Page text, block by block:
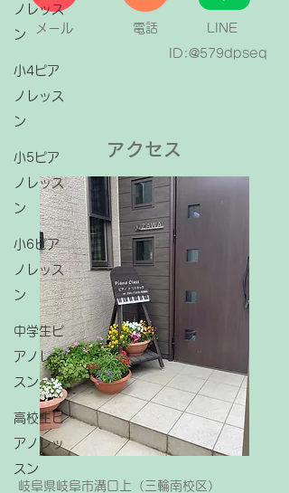
ノレッス
ン
小4ピア
ノレッス
ン
小5ピア
ノレッス
ン
小6ピア
ノレッス
ン
中学生ピ
アノレッ
スン
高校生ピ
アノレッ
スン
メール 電話
LINE
ID:@579dpseq
アクセス
岐阜県岐阜市溝口上（三輪南校区）